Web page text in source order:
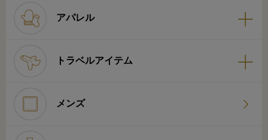
アパレル
トラベルアイテム
メンズ